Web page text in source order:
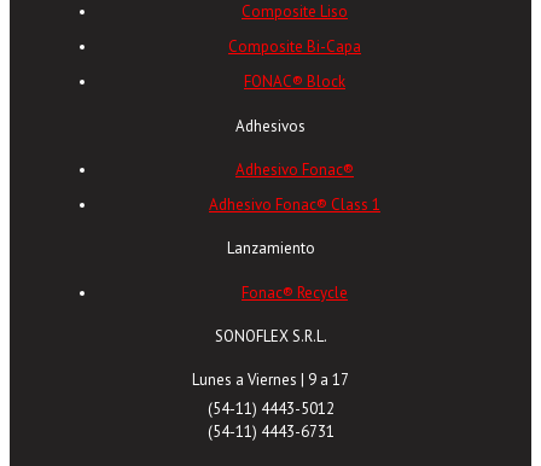
Composite Liso
Composite Bi-Capa
FONAC® Block
Adhesivos
Adhesivo Fonac®
Adhesivo Fonac® Class 1
Lanzamiento
Fonac® Recycle
SONOFLEX S.R.L.
Lunes a Viernes | 9 a 17
(54-11) 4443-5012
(54-11) 4443-6731